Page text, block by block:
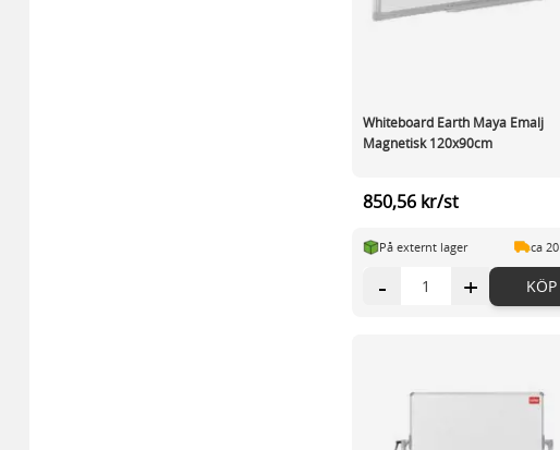
Whiteboard Earth Maya Emalj
Magnetisk 120x90cm
850,56 kr/st
På externt lager ca
- + KÖP